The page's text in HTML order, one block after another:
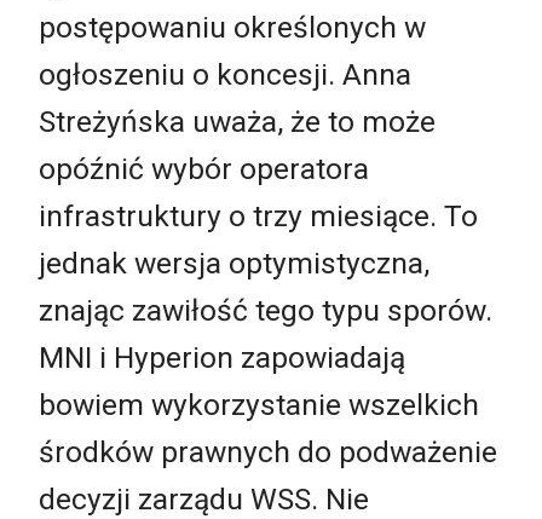
postępowaniu określonych w
ogłoszeniu o koncesji. Anna
Streżyńska uważa, że to może
opóźnić wybór operatora
infrastruktury o trzy miesiące. To
jednak wersja optymistyczna,
znając zawiłość tego typu sporów.
MNI i Hyperion zapowiadają
bowiem wykorzystanie wszelkich
środków prawnych do podważenie
decyzji zarządu WSS. Nie